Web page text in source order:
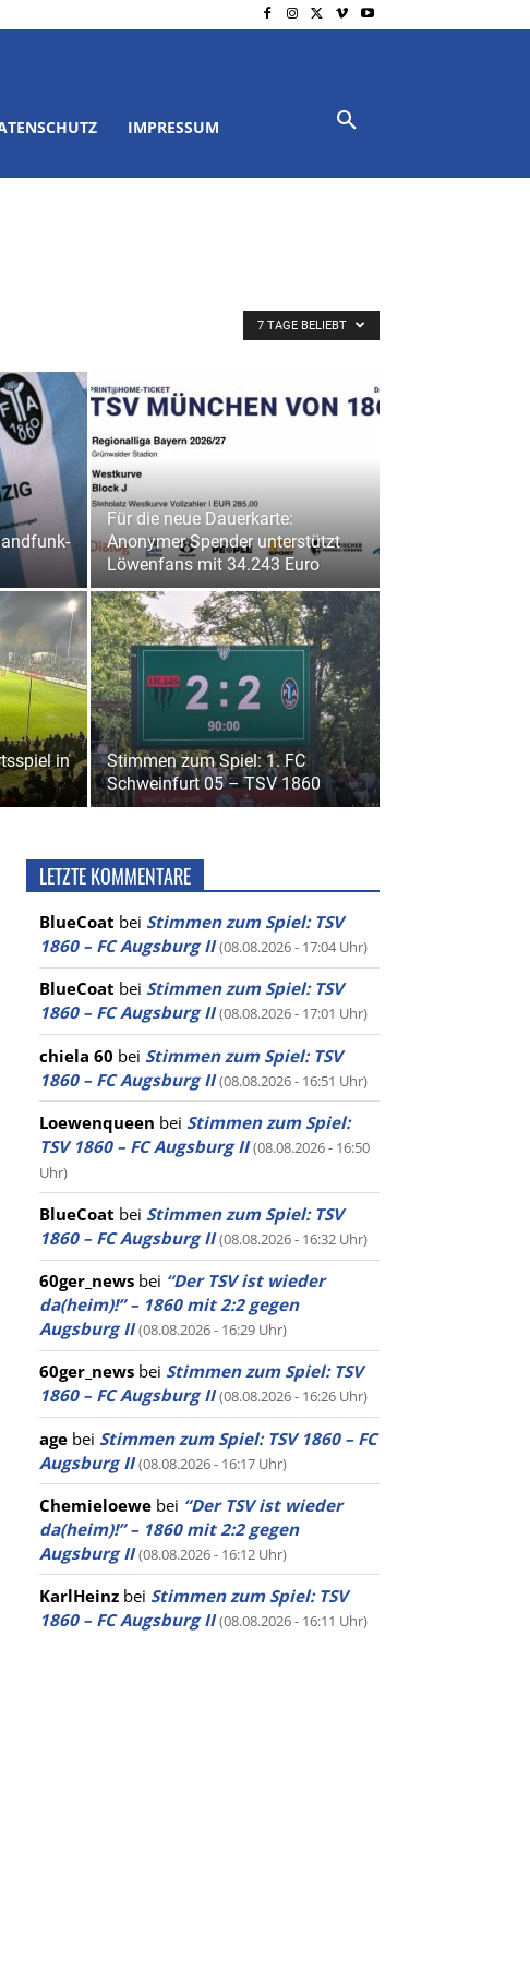
IMPRESSUM
7 TAGE BELIEBT
Für die neue Dauerkarte:
Anonymer Spender unterstützt
Löwenfans mit 34.243 Euro
in
Stimmen zum Spiel: 1. FC
Schweinfurt 05 – TSV 1860
LETZTE KOMMENTARE
BlueCoat bei Stimmen zum Spiel: TSV
1860 – FC Augsburg II (08.08.2026 - 17:04 Uhr)
BlueCoat bei Stimmen zum Spiel: TSV
1860 – FC Augsburg II (08.08.2026 - 17:01 Uhr)
chiela 60 bei Stimmen zum Spiel: TSV
1860 – FC Augsburg II (08.08.2026 - 16:51 Uhr)
Loewenqueen bei Stimmen zum Spiel:
TSV 1860 – FC Augsburg II (08.08.2026 - 16:50
Uhr)
BlueCoat bei Stimmen zum Spiel: TSV
1860 – FC Augsburg II (08.08.2026 - 16:32 Uhr)
60ger_news bei “Der TSV ist wieder
da(heim)!” – 1860 mit 2:2 gegen
Augsburg II (08.08.2026 - 16:29 Uhr)
60ger_news bei Stimmen zum Spiel: TSV
1860 – FC Augsburg II (08.08.2026 - 16:26 Uhr)
age bei Stimmen zum Spiel: TSV 1860 – FC
Augsburg II (08.08.2026 - 16:17 Uhr)
Chemieloewe bei “Der TSV ist wieder
da(heim)!” – 1860 mit 2:2 gegen
Augsburg II (08.08.2026 - 16:12 Uhr)
KarlHeinz bei Stimmen zum Spiel: TSV
1860 – FC Augsburg II (08.08.2026 - 16:11 Uhr)